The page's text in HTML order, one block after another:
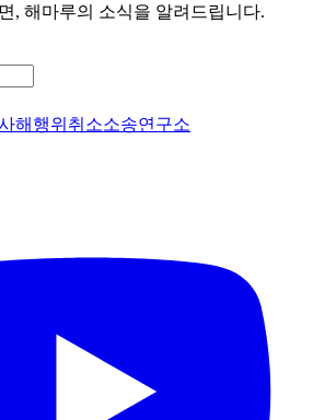
, 해마루의 소식을 알려드립니다.
해행위취소소송연구소